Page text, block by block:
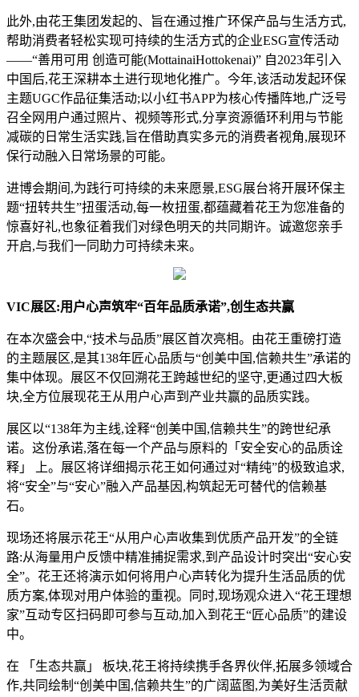
此外,由花王集团发起的、旨在通过推广环保产品与生活方式,
帮助消费者轻松实现可持续的生活方式的企业ESG宣传活动
——“善用可用 创造可能(MottainaiHottokenai)” 自2023年引入
中国后,花王深耕本土进行现地化推广。今年,该活动发起环保
主题UGC作品征集活动;以小红书APP为核心传播阵地,广泛号
召全网用户通过照片、视频等形式,分享资源循环利用与节能
减碳的日常生活实践,旨在借助真实多元的消费者视角,展现环
保行动融入日常场景的可能。
进博会期间,为践行可持续的未来愿景,ESG展台将开展环保主
题“扭转共生”扭蛋活动,每一枚扭蛋,都蕴藏着花王为您准备的
惊喜好礼,也象征着我们对绿色明天的共同期许。诚邀您亲手
开启,与我们一同助力可持续未来。
VIC展区:用户心声筑牢“百年品质承诺”,创生态共赢
在本次盛会中,“技术与品质”展区首次亮相。由花王重磅打造
的主题展区,是其138年匠心品质与“创美中国,信赖共生”承诺的
集中体现。展区不仅回溯花王跨越世纪的坚守,更通过四大板
块,全方位展现花王从用户心声到产业共赢的品质实践。
展区以“138年为主线,诠释“创美中国,信赖共生”的跨世纪承
诺。这份承诺,落在每一个产品与原料的「安全安心的品质诠
释」 上。展区将详细揭示花王如何通过对“精纯”的极致追求,
将“安全”与“安心”融入产品基因,构筑起无可替代的信赖基
石。
现场还将展示花王“从用户心声收集到优质产品开发”的全链
路:从海量用户反馈中精准捕捉需求,到产品设计时突出“安心安
全”。花王还将演示如何将用户心声转化为提升生活品质的优
质方案,体现对用户体验的重视。同时,现场观众进入“花王理想
家”互动专区扫码即可参与互动,加入到花王“匠心品质”的建设
中。
在 「生态共赢」 板块,花王将持续携手各界伙伴,拓展多领域合
作,共同绘制“创美中国,信赖共生”的广阔蓝图,为美好生活贡献